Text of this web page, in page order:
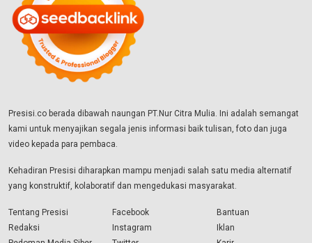
Presisi.co berada dibawah naungan PT.Nur Citra Mulia. Ini adalah semangat
kami untuk menyajikan segala jenis informasi baik tulisan, foto dan juga
video kepada para pembaca.
Kehadiran Presisi diharapkan mampu menjadi salah satu media alternatif
yang konstruktif, kolaboratif dan mengedukasi masyarakat.
Tentang Presisi
Redaksi
Facebook
Instagram
Bantuan
Iklan